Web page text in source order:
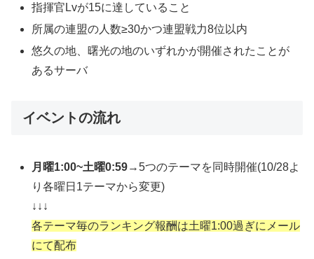
指揮官Lvが15に達していること
所属の連盟の人数≥30かつ連盟戦力8位以内
悠久の地、曙光の地のいずれかが開催されたことが
あるサーバ
イベントの流れ
月曜1:00~土曜0:59→5つのテーマを同時開催(10/28よ
り各曜日1テーマから変更)
↓↓↓
各テーマ毎のランキング報酬は土曜1:00過ぎにメール
にて配布